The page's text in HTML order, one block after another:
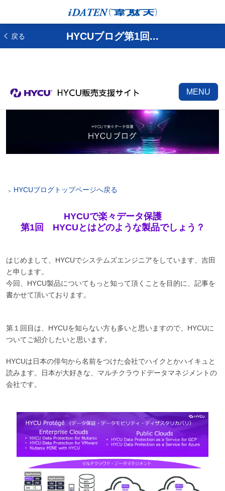
戻る HYCUブログ第1回...
MENU
HYCUブログトップページへ戻る
HYCUで楽々データ保護
第1回 HYCUとはどのような製品でしょう？
はじめまして、HYCUでシステムズエンジニアをしています、吉田
と申します。
今回、HYCU製品についてもっと知って頂くことを目的に、記事を
書かせて頂いております。
第１回目は、HYCUを知らない方も多いと思いますので、HYCUに
ついてご紹介したいと思います。
HYCUは日本の俳句から名前をつけた会社でハイクとかハイキュと
読みます。日本が大好きな、マルチクラウドデータマネジメントの
会社です。